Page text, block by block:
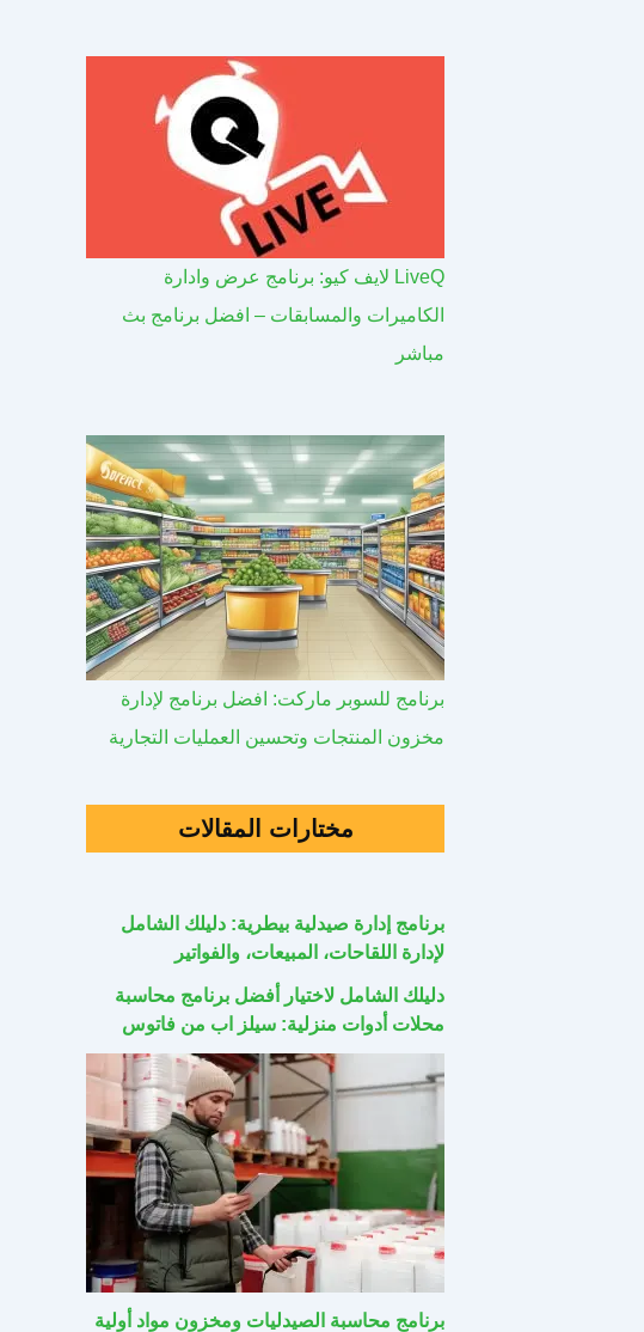
LiveQ لايف كيو: برنامج عرض وادارة
الكاميرات والمسابقات – افضل برنامج بث
مباشر
برنامج للسوبر ماركت: افضل برنامج لإدارة
مخزون المنتجات وتحسين العمليات التجارية
مختارات المقالات
برنامج إدارة صيدلية بيطرية: دليلك الشامل
لإدارة اللقاحات، المبيعات، والفواتير
دليلك الشامل لاختيار أفضل برنامج محاسبة
محلات أدوات منزلية: سيلز اب من فاتوس
برنامج محاسبة الصيدليات ومخزون مواد أولية